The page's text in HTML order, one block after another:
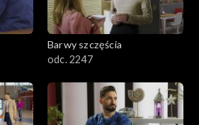
Barwy szczęścia
odc. 2247